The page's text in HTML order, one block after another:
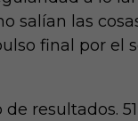
salían las
final por el
resultados.